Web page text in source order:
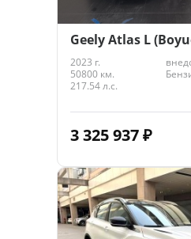
Geely Atlas L
2023 г.
50800 км.
217.54 л.с.
3 325 937₽